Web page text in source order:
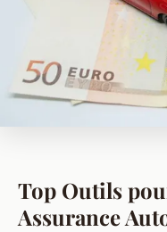
Top Outils
Assurance